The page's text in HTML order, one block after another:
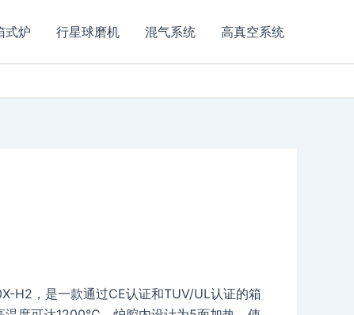
式炉 行星球磨机 混气系统 高真空系统
H2，是一款通过CE认证和TUV/UL认证的箱